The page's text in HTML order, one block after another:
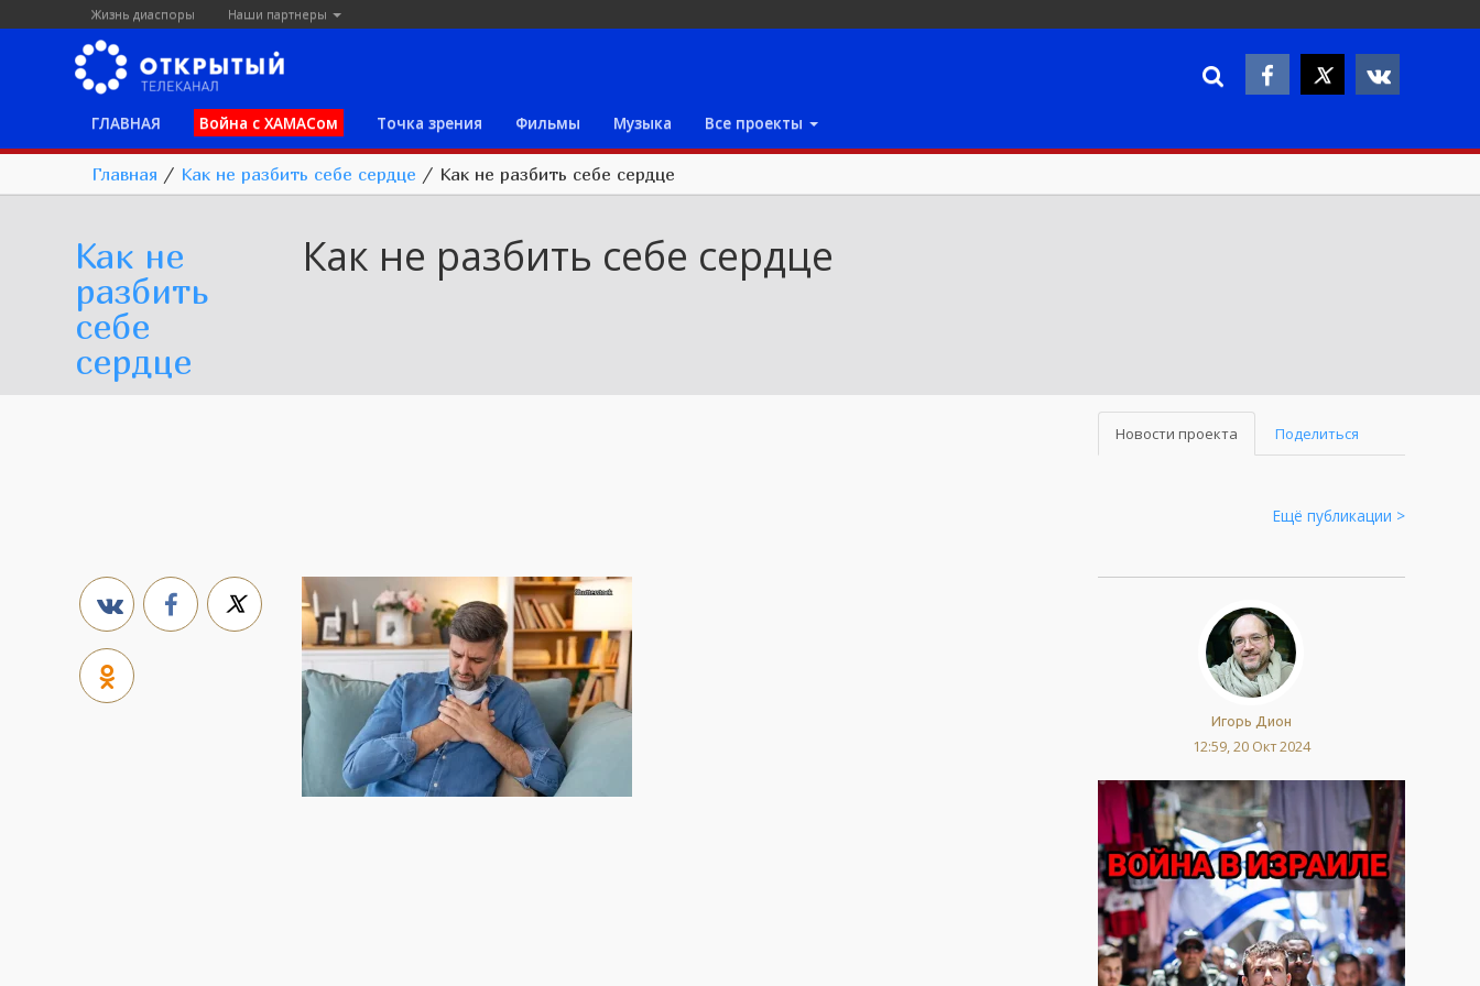
Жизнь диаспоры Наши партнеры
ГЛАВНАЯ Война с ХАМАСом Точка зрения Фильмы Музыка Все проекты
Главная / Как не разбить себе сердце / Как не разбить себе сердце
Как не
разбить
себе
сердце
Как не разбить себе сердце
Новости проекта Поделиться
Ещё публикации >
Игорь Дион
12:59, 20 Окт 2024